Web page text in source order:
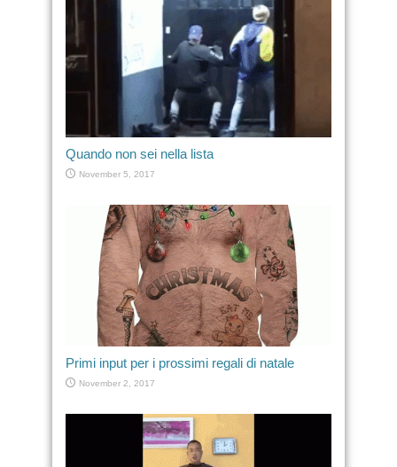
Quando non sei nella lista
November 5, 2017
Primi input per i prossimi regali di natale
November 2, 2017